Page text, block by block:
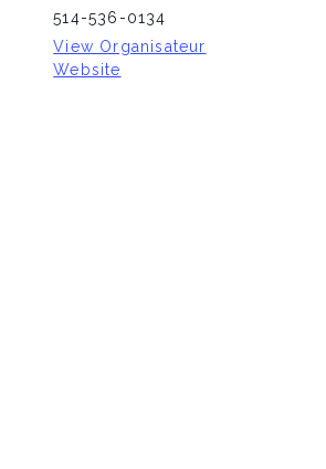
514-536-0134
View Organisateur
Website